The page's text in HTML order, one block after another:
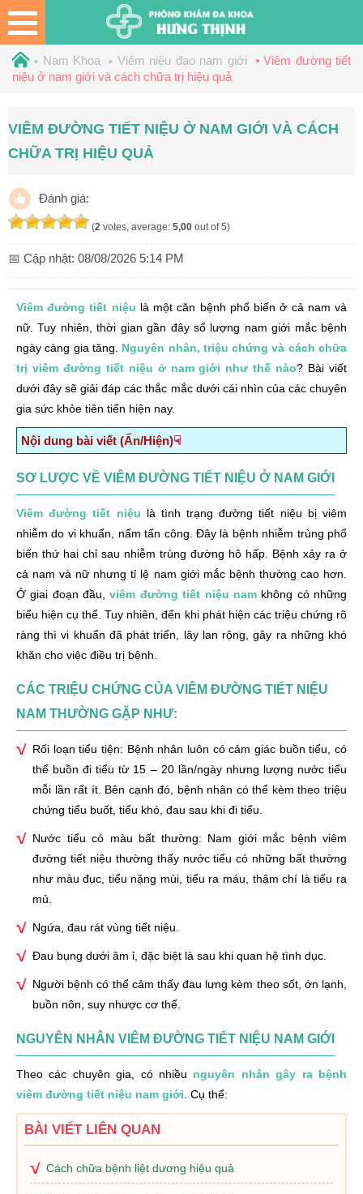
Nam Khoa Viêm niệu đạo nam giới
Viêm đường tiết
niệu ở nam giới và cách chữa trị hiệu quả
VIÊM ĐƯỜNG TIẾT NIỆU Ở NAM GIỚI VÀ CÁCH
CHỮA TRỊ HIỆU QUẢ
Đánh giá:
(2 votes, average: 5,00 out of 5)
📅 Cập nhật: 08/08/2026 5:14 PM
Viêm đường tiết niệu là một căn bệnh phổ biến ở cả nam và
nữ. Tuy nhiên, thời gian gần đây số lượng nam giới mắc bệnh
ngày càng gia tăng. Nguyên nhân, triệu chứng và cách chữa
trị viêm đường tiết niệu ở nam giới như thế nào? Bài viết
dưới đây sẽ giải đáp các thắc mắc dưới cái nhìn của các chuyên
gia sức khỏe tiên tiến hiện nay.
Nội dung bài viết (Ẩn/Hiện)☟
Các triệu chứng của viêm đường tiết niệu nam thường
gặp như:
Nguyên nhân viêm đường tiết niệu nam giới
Bệnh viêm đường tiết niệu nam nguy hiểm như thế
Cách chữa viêm đường tiết niệu nam hiệu quả
1. Chữa viêm đường tiết niệu nam bằng thuốc kháng
sinh
2. Điều trị bệnh viêm đường tiết niệu nam bằng cách
can thiệp ngoại khoa
tiết niệu nam hiệu quả
Cách phòng ngừa viêm đường tiết niệu nam giới hiệu
quả
Điều trị viêm đường tiết niệu hiệu quả an toàn tại Phòng
khám đa khoa Thái Hà
Chữa viêm đường tiết niệu bằng thuốc Tây y
CRS
SƠ LƯỢC VỀ VIÊM ĐƯỜNG TIẾT NIỆU Ở NAM GIỚI
Viêm đường tiết niệu là tình trạng đường tiết niệu bị viêm
nhiễm do vi khuẩn, nấm tấn công. Đây là bệnh nhiễm trùng phổ
biến thứ hai chỉ sau nhiễm trùng đường hô hấp. Bệnh xảy ra ở
cả nam và nữ nhưng tỉ lệ nam giới mắc bệnh thường cao hơn.
Ở giai đoạn đầu,viêm đường tiết niệu namkhông có những
biểu hiện cụ thể. Tuy nhiên, đến khi phát hiện các triệu chứng rõ
ràng thì vi khuẩn đã phát triển, lây lan rộng, gây ra những khó
khăn cho việc điều trị bệnh.
CÁC TRIỆU CHỨNG CỦA VIÊM ĐƯỜNG TIẾT NIỆU
NAM THƯỜNG GẶP NHƯ:
Rối loạn tiểu tiện: Bệnh nhân luôn có cảm giác buồn tiểu, có
thể buồn đi tiểu từ 15 – 20 lần/ngày nhưng lượng nước tiểu
mỗi lần rất ít. Bên cạnh đó, bệnh nhân có thể kèm theo triệu
chứng tiểu buốt, tiểu khó, đau sau khi đi tiểu.
Nước tiểu có màu bất thường: Nam giới mắc bệnh viêm
đường tiết niệu thường thấy nước tiểu có những bất thường
như màu đục, tiểu nặng mùi, tiểu ra máu, thậm chí là tiểu ra
mủ.
Ngứa, đau rát vùng tiết niệu.
Đau bụng dưới âm ỉ, đặc biệt là sau khi quan hệ tình dục.
Người bệnh có thể cảm thấy đau lưng kèm theo sốt, ớn lạnh,
buồn nôn, suy nhược cơ thể.
NGUYÊN NHÂN VIÊM ĐƯỜNG TIẾT NIỆU NAM GIỚI
Theo các chuyên gia, có nhiều nguyên nhân gây ra bệnh
viêm đường tiết niệu nam giới . Cụ thể:
BÀI VIẾT LIÊN QUAN
Cách chữa bệnh liệt dương hiệu quả